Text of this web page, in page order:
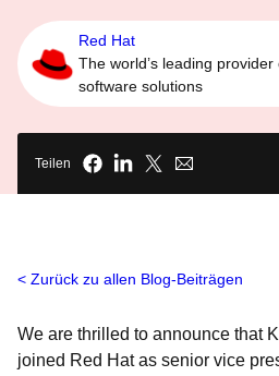
Red Hat
The world’s leading
software solutions
Teilen
Zurück zu allen Blog-Beiträgen
We are thrilled to announce that
joined Red Hat as senior vice